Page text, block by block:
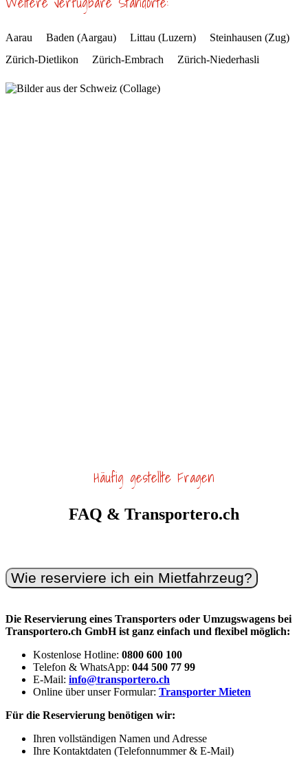
Aarau Baden (Aargau) Littau (Luzern)
Steinhausen (Zug)
Zürich-Dietlikon
Zürich-Embrach Zürich-Niederhasli
Häufig gestellte Fragen
FAQ & Transportero.ch
Wie reserviere ich ein Mietfahrzeug?
Die Reservierung eines Transporters oder Umzugswagens bei
Transportero.ch GmbH ist ganz einfach und flexibel möglich:
Kostenlose Hotline: 0800 600 100
Telefon & WhatsApp: 044 500 77 99
E-Mail: info@transportero.ch
Online über unser Formular: Transporter Mieten
Für die Reservierung benötigen wir:
Ihren vollständigen Namen und Adresse
Ihre Kontaktdaten (Telefonnummer & E-Mail)